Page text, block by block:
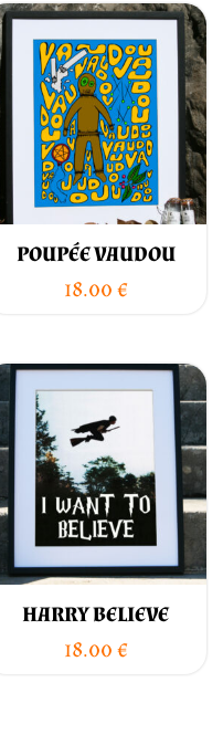
POUPÉE VAUDOU
18.00€
HARRY BELIEVE
18.00€